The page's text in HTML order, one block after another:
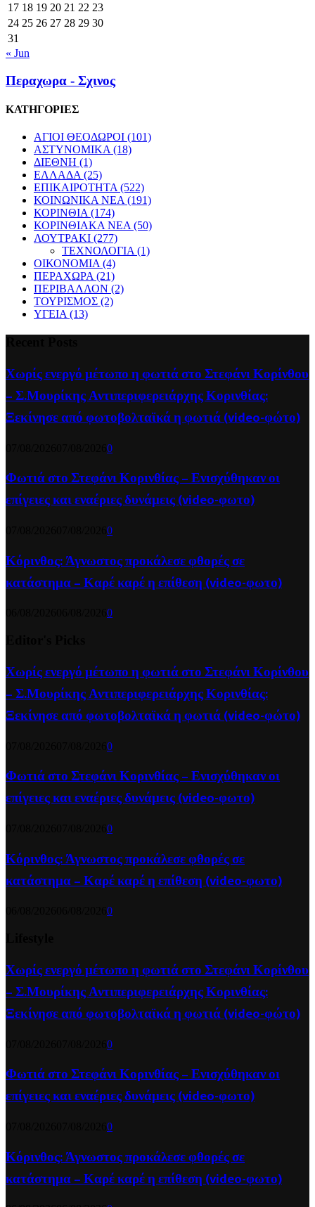
17 18 19 20 21 22 23
24 25 26 27 28 29 30
31
« Jun
Περαχωρα - Σχινος
ΚΑΤΗΓΟΡΙΕΣ
ΑΓΙΟΙ ΘΕΟΔΩΡΟΙ (101)
ΑΣΤΥΝΟΜΙΚΑ (18)
ΔΙΕΘΝΗ (1)
ΕΛΛΑΔΑ (25)
ΕΠΙΚΑΙΡΟΤΗΤΑ (522)
ΚΟΙΝΩΝΙΚΑ ΝΕΑ (191)
ΚΟΡΙΝΘΙΑ (174)
ΚΟΡΙΝΘΙΑΚΑ ΝΕΑ (50)
ΛΟΥΤΡΑΚΙ (277)
ΤΕΧΝΟΛΟΓΙΑ (1)
ΟΙΚΟΝΟΜΙΑ (4)
ΠΕΡΑΧΩΡΑ (21)
ΠΕΡΙΒΑΛΛΟΝ (2)
ΤΟΥΡΙΣΜΟΣ (2)
ΥΓΕΙΑ (13)
Χωρίς ενεργό μέτωπο η φωτιά στο Στεφάνι Κορίνθου
– Σ.Μουρίκης Αντιπεριφερειάρχης Κορινθίας:
Ξεκίνησε από φωτοβολταϊκά η φωτιά (video-φώτο)
0
Φωτιά στο Στεφάνι Κορινθίας – Ενισχύθηκαν οι
επίγειες και εναέριες δυνάμεις (video-φωτο)
0
Κόρινθος: Άγνωστος προκάλεσε φθορές σε
κατάστημα – Καρέ καρέ η επίθεση (video-φωτο)
0
Χωρίς ενεργό μέτωπο η φωτιά στο Στεφάνι Κορίνθου
– Σ.Μουρίκης Αντιπεριφερειάρχης Κορινθίας:
Ξεκίνησε από φωτοβολταϊκά η φωτιά (video-φώτο)
0
Φωτιά στο Στεφάνι Κορινθίας – Ενισχύθηκαν οι
επίγειες και εναέριες δυνάμεις (video-φωτο)
0
Κόρινθος: Άγνωστος προκάλεσε φθορές σε
κατάστημα – Καρέ καρέ η επίθεση (video-φωτο)
0
Χωρίς ενεργό μέτωπο η φωτιά στο Στεφάνι Κορίνθου
– Σ.Μουρίκης Αντιπεριφερειάρχης Κορινθίας:
Ξεκίνησε από φωτοβολταϊκά η φωτιά (video-φώτο)
0
Φωτιά στο Στεφάνι Κορινθίας – Ενισχύθηκαν οι
επίγειες και εναέριες δυνάμεις (video-φωτο)
0
Κόρινθος: Άγνωστος προκάλεσε φθορές σε
κατάστημα – Καρέ καρέ η επίθεση (video-φωτο)